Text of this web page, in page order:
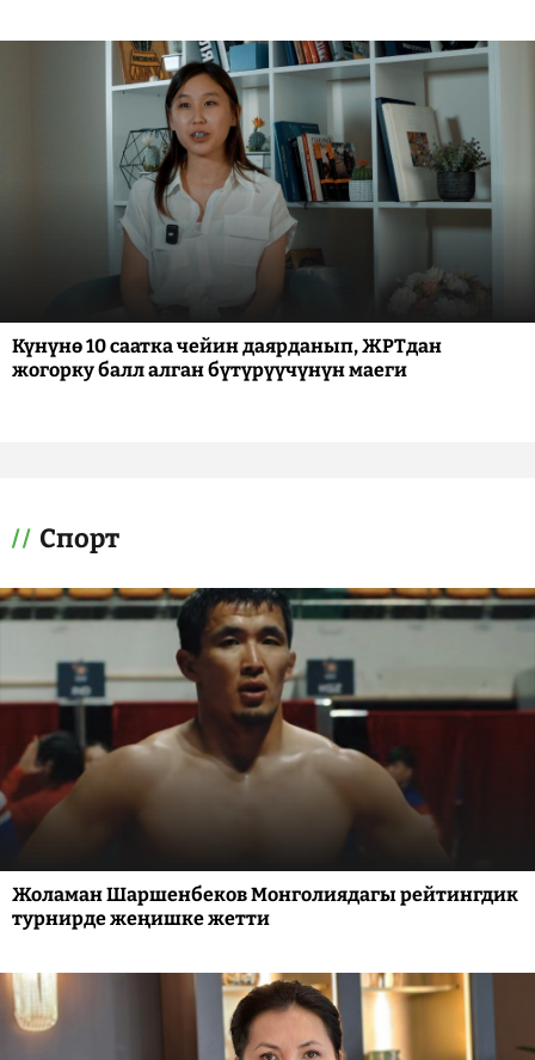
Күнүнө 10 саатка чейин даярданып, ЖРТдан
жогорку балл алган бүтүрүүчүнүн маеги
Спорт
Жоламан Шаршенбеков Монголиядагы рейтингдик
турнирде жеңишке жетти